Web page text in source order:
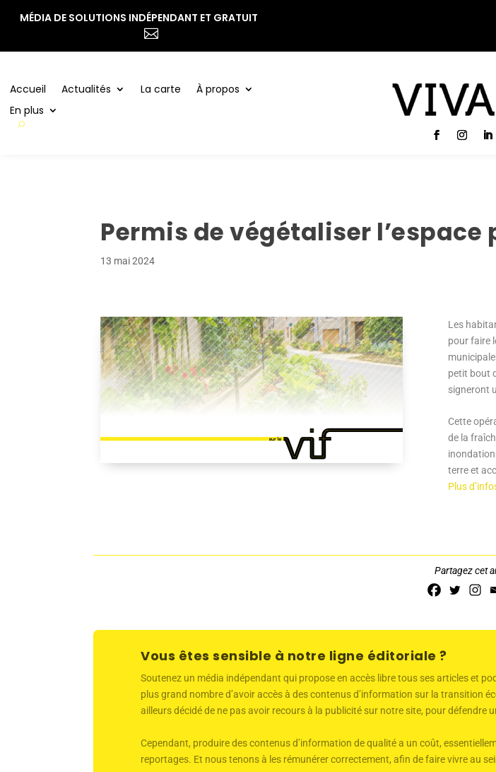
MÉDIA DE SOLUTIONS INDÉPENDANT ET GRATUIT

Accueil Actualités La carte
À propos
En plus
Accueil Actualités La carte
À propos
Permis de végétaliser
13 mai 2024
Les
pour faire
petit bout
signeront
Cette
de la
terre et
Plus
Partagez cet
Vous êtes sensible à notre ligne éditoriale ?
Soutenez un média indépendant qui propose en accès libre tous ses articles et
plus grand nombre d’avoir accès à des contenus d’information sur la transition
ailleurs décidé de ne pas avoir recours à la publicité sur notre site, pour défendre
Cependant, produire des contenus d’information de qualité a un coût,
reportages. Et nous tenons à les rémunérer correctement, afin de faire vivre au